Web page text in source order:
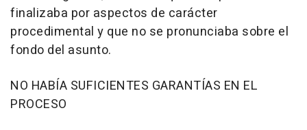
finalizaba por aspectos de carácter
procedimental y que no se pronunciaba sobre el
fondo del asunto.
NO HABÍA SUFICIENTES GARANTÍAS EN EL
PROCESO